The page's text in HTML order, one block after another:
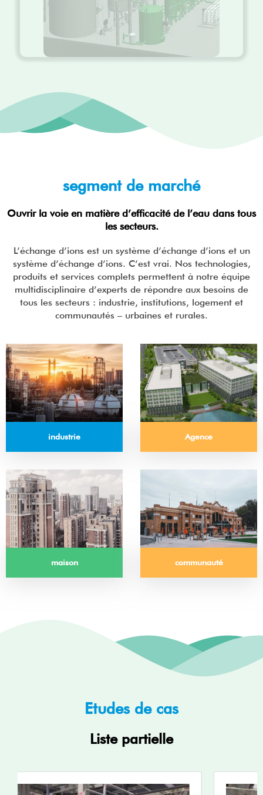
segment de marché
Ouvrir la voie en matière d’efficacité de l’eau dans tous
les secteurs.
L’échange d’ions est un système d’échange d’ions et un
système d’échange d’ions. C’est vrai. Nos technologies,
produits et services complets permettent à notre équipe
multidisciplinaire d’experts de répondre aux besoins de
tous les secteurs : industrie, institutions, logement et
communautés – urbaines et rurales.
industrie Agence
maison communauté
Études de cas​
Liste partielle​